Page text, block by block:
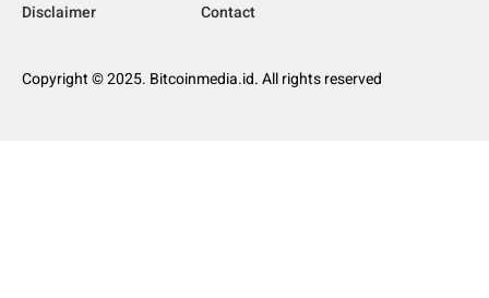
Disclaimer Contact
Copyright © 2025. Bitcoinmedia.id. All rights reserved